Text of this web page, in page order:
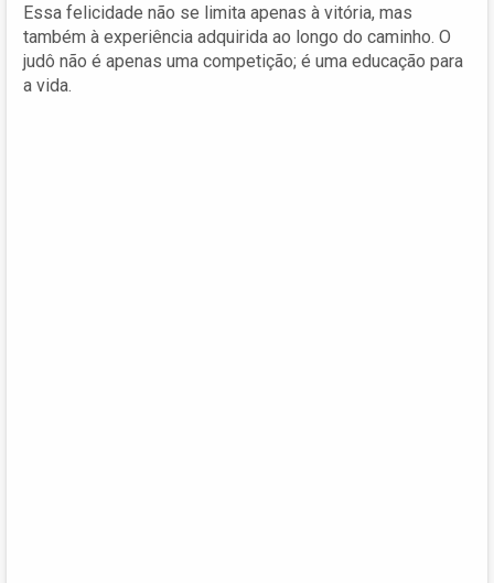
Essa felicidade não se limita apenas à vitória, mas
também à experiência adquirida ao longo do caminho. O
judô não é apenas uma competição; é uma educação para
a vida.